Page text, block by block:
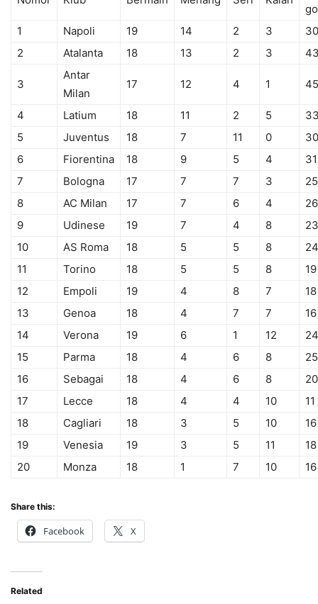
1
Napoli 19 14 2 3
30
2
Atalanta 18 13 2 3
3
Antar
Milan
17 12 4 1 45
4 Latium 18 11 2 5
5
Juventus 18 7 11 0
30
6
Fiorentina 18 9 5 4
31
7
Bologna 17 7 7 3
25
8
AC Milan 17 7 6 4
26
9
Udinese 19 7 4 8
23
10
AS Roma 18 5 5 8
24
11
Torino 18 5 5 8
19
12
Empoli 19 4 8 7
18
13
Genoa 18 4 7 7
16
14
Verona 19 6 1 12
24
15
Parma 18 4 6 8
25
16
Sebagai 18 4 6 8
20
17
Lecce 18 4 4 10
11
18
Cagliari 18 3 5 10
16
19
Venesia 19 3 5 11
18
20
Monza 18 1 7 10 16
Share this:
Facebook X
Related